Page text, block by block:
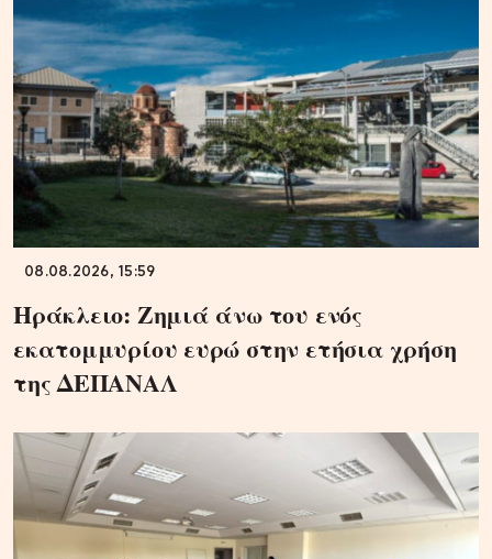
08.08.2026, 15:59
Ηράκλειο: Ζημιά άνω του ενός
εκατομμυρίου ευρώ στην ετήσια χρήση
της ΔΕΠΑΝΑΛ